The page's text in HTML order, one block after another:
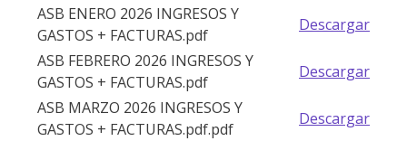
ASB ENERO 2026 INGRESOS Y
GASTOS + FACTURAS.pdf
Descargar
ASB FEBRERO 2026 INGRESOS Y
GASTOS + FACTURAS.pdf
Descargar
ASB MARZO 2026 INGRESOS Y
GASTOS + FACTURAS.pdf.pdf
Descargar